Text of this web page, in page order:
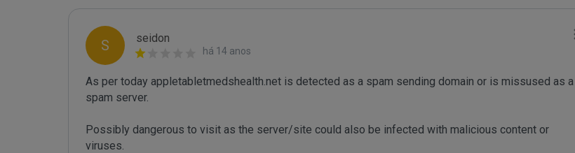
S seidon
há 14 anos
As per today appletabletmedshealth.net is detected as a spam sending domain or is missused as a
spam server.
Possibly dangerous to visit as the server/site could also be infected with malicious content or
viruses.